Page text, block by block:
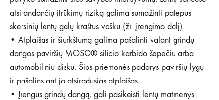
atsirandančių įtrūkimų riziką galima sumažinti patepus
skersinių lentų galų kraštus vašku (žr. įrengimo dalį).
• Atplaišas ir šiurkštumą galima pašalinti valant grindų
dangos paviršių MOSO® silicio karbido šepečiu arba
automobiliniu disku. Šios priemonės padarys paviršių lygų
ir pašalins ant jo atsiradusias atplaišas.
• Įrengus grindų dangą, gali pasikeisti lentų matmenys